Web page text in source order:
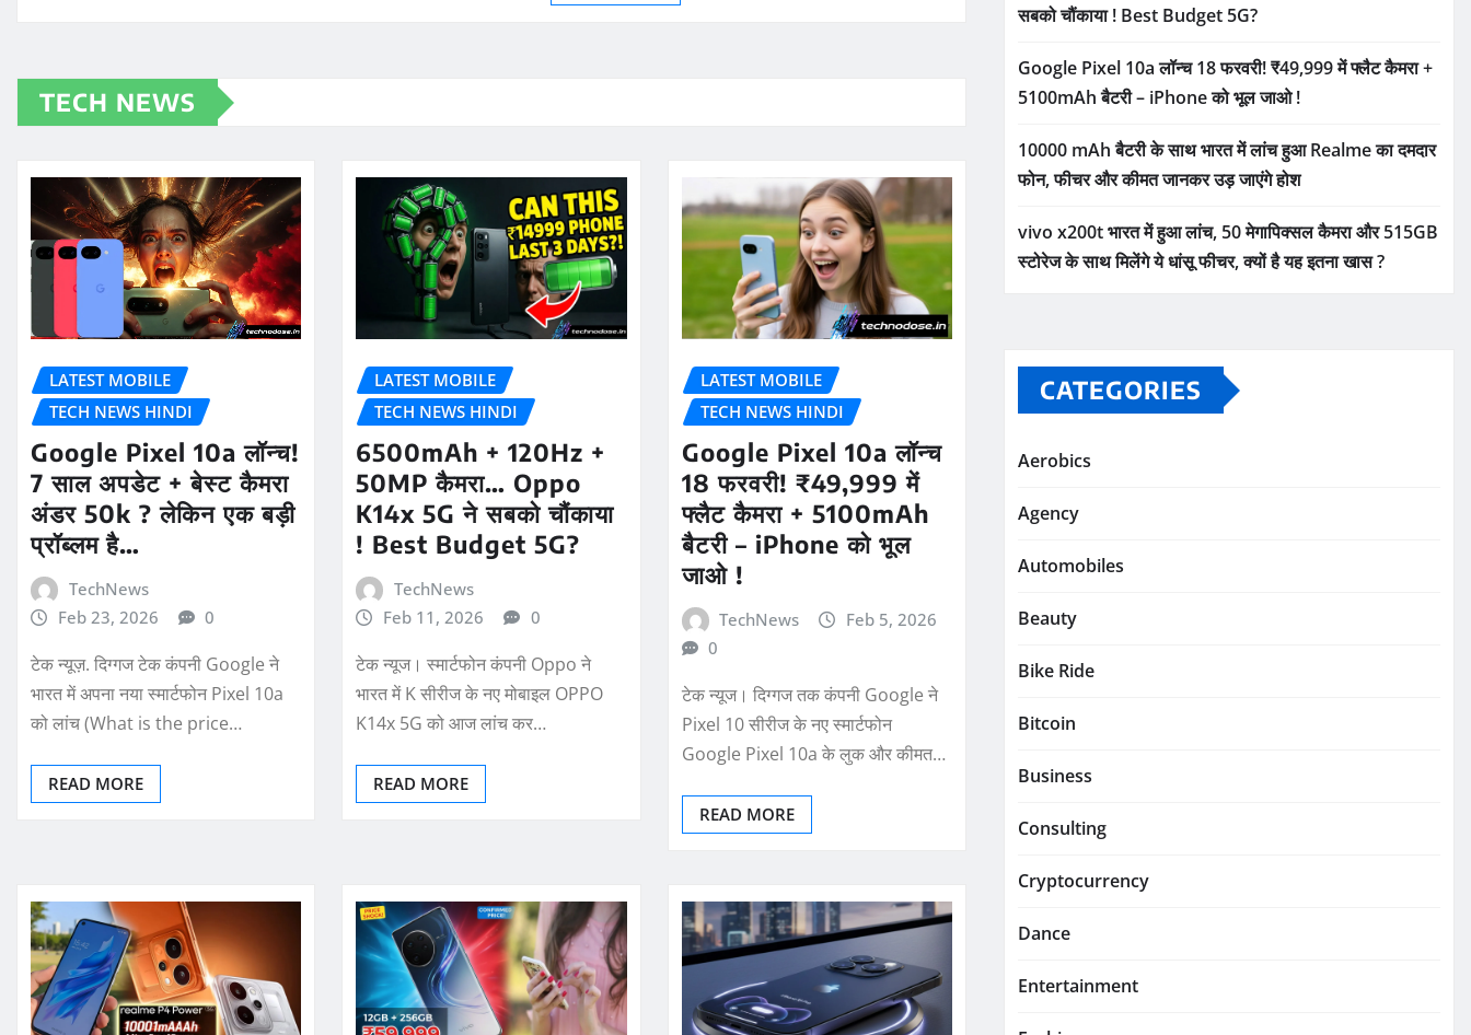
TECH NEWS
LATEST MOBILE
TECH NEWS HINDI
Google Pixel 10a लॉन्च!
7 साल अपडेट + बेस्ट कैमरा
अंडर 50k ? लेकिन एक बड़ी
प्रॉब्लम है…
TechNews
Feb 23, 2026
0
टेक न्यूज़. दिग्गज टेक कंपनी Google ने
भारत में अपना नया स्मार्टफोन Pixel 10a
को लांच (What is the price…
READ MORE
LATEST MOBILE
TECH NEWS HINDI
6500mAh + 120Hz +
50MP कैमरा… Oppo
K14x 5G ने सबको चौंकाया
! Best Budget 5G?
TechNews
Feb 11, 2026
0
टेक न्यूज। स्मार्टफोन कंपनी Oppo ने
भारत में K सीरीज के नए मोबाइल OPPO
K14x 5G को आज लांच कर…
READ MORE
LATEST MOBILE
TECH NEWS HINDI
Google Pixel 10a लॉन्च
18 फरवरी! ₹49,999 में
फ्लैट कैमरा + 5100mAh
बैटरी – iPhone को भूल
जाओ !
TechNews
Feb 5, 2026
0
टेक न्यूज। दिग्गज तक कंपनी Google ने
Pixel 10 सीरीज के नए स्मार्टफोन
Google Pixel 10a के लुक और कीमत…
READ MORE
सबको चौंकाया ! Best Budget 5G?
Google Pixel 10a लॉन्च 18 फरवरी! ₹49,999 में फ्लैट कैमरा +
5100mAh बैटरी – iPhone को भूल जाओ !
10000 mAh बैटरी के साथ भारत में लांच हुआ Realme का दमदार
फोन, फीचर और कीमत जानकर उड़ जाएंगे होश
vivo x200t भारत में हुआ लांच, 50 मेगापिक्सल कैमरा और 515GB
स्टोरेज के साथ मिलेंगे ये धांसू फीचर, क्यों है यह इतना खास ?
CATEGORIES
Aerobics
Agency
Automobiles
Beauty
Bike Ride
Bitcoin
Business
Consulting
Cryptocurrency
Dance
Entertainment